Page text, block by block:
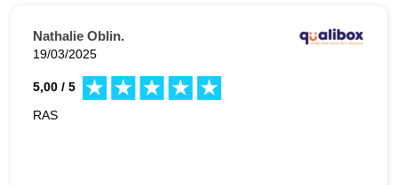
Nathalie Oblin.
19/03/2025
5,00 / 5
RAS